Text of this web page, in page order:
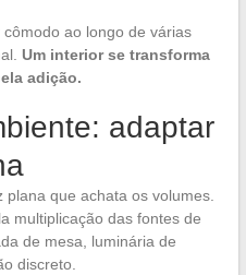
ao longo de várias
Um interior se transforma
adição.
adaptar
plana que achata os volumes.
multiplicação das fontes de
de mesa, luminária de
discreto.